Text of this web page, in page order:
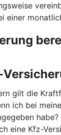
einer
gilt die
ich bei
habe?
eine Kfz-